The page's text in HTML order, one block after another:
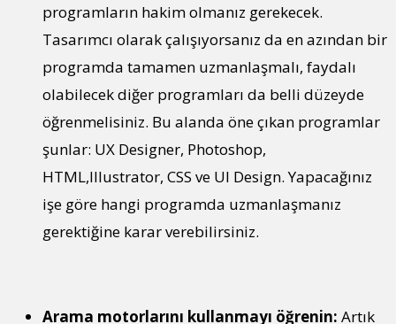
programların hakim olmanız gerekecek.
Tasarımcı olarak çalışıyorsanız da en azından bir
programda tamamen uzmanlaşmalı, faydalı
olabilecek diğer programları da belli düzeyde
öğrenmelisiniz. Bu alanda öne çıkan programlar
şunlar: UX Designer, Photoshop,
HTML,Illustrator, CSS ve UI Design. Yapacağınız
işe göre hangi programda uzmanlaşmanız
gerektiğine karar verebilirsiniz.
Arama motorlarını kullanmayı öğrenin: Artık